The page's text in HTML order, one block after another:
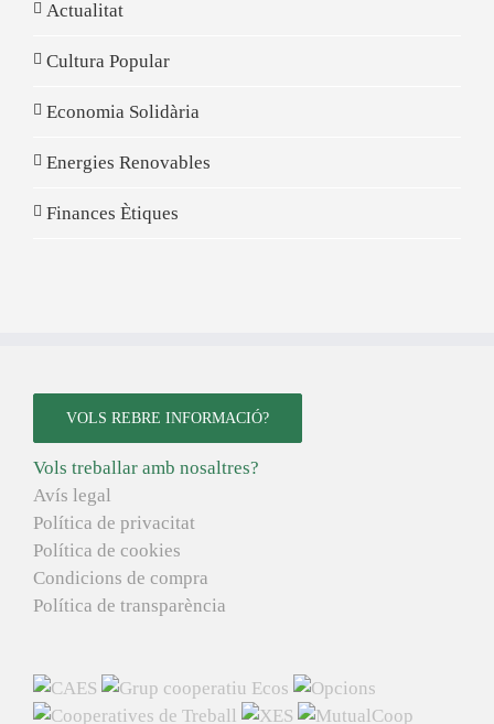
Actualitat
Cultura Popular
Economia Solidària
Energies Renovables
Finances Ètiques
VOLS REBRE INFORMACIÓ?
Vols treballar amb nosaltres?
Avís legal
Política de privacitat
Política de cookies
Condicions de compra
Política de transparència